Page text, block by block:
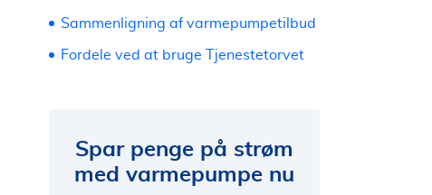
Sammenligning af varmepumpetilbud
Fordele ved at bruge Tjenestetorvet
Spar penge på strøm
med varmepumpe nu